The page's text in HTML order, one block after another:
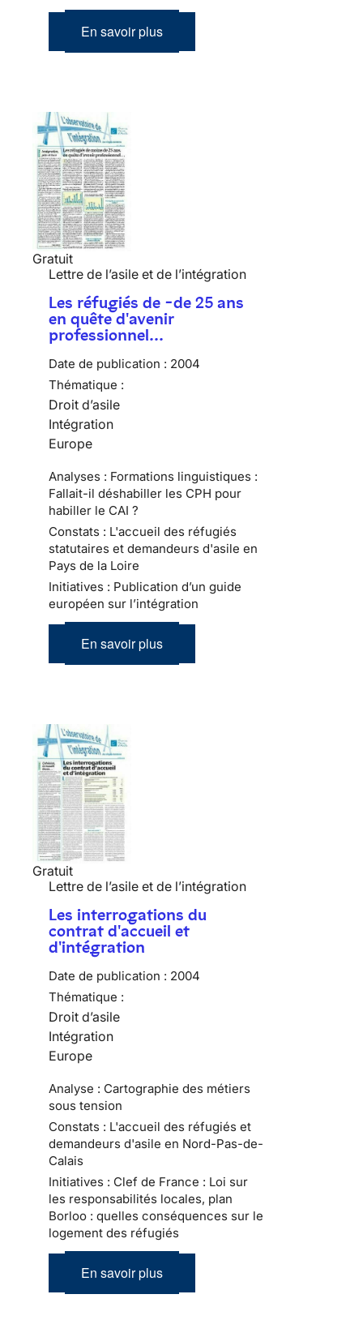
En savoir plus
Gratuit
Lettre de l’asile et de l’intégration
Les réfugiés de -de 25 ans
en quête d'avenir
professionnel…
Date de publication : 2004
Thématique :
Droit d’asile
Intégration
Europe
Analyses : Formations linguistiques :
Fallait-il déshabiller les CPH pour
habiller le CAI ?
Constats : L'accueil des réfugiés
statutaires et demandeurs d'asile en
Pays de la Loire
Initiatives : Publication d’un guide
européen sur l’intégration
En savoir plus
Gratuit
Lettre de l’asile et de l’intégration
Les interrogations du
contrat d'accueil et
d'intégration
Date de publication : 2004
Thématique :
Droit d’asile
Intégration
Europe
Analyse : Cartographie des métiers
sous tension
Constats : L'accueil des réfugiés et
demandeurs d'asile en Nord-Pas-de-
Calais
Initiatives : Clef de France : Loi sur
les responsabilités locales, plan
Borloo : quelles conséquences sur le
logement des réfugiés
En savoir plus